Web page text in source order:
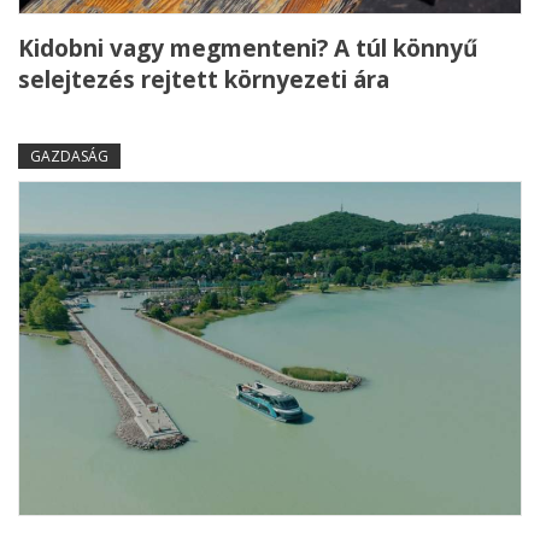
Kidobni vagy megmenteni? A túl könnyű
selejtezés rejtett környezeti ára
GAZDASÁG